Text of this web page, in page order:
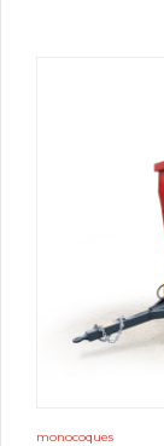
monocoques